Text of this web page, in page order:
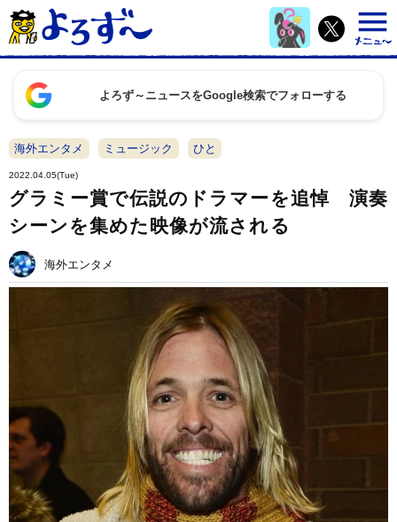
よろず～ニュースをGoogle検索でフォローする
海外エンタメ ミュージック ひと
2022.04.05(Tue)
グラミー賞で伝説のドラマーを追悼 演奏
シーンを集めた映像が流される
海外エンタメ